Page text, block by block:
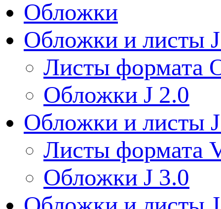
Обложки
Обложки и листы
Листы формата
Обложки J 2.0
Обложки и листы
Листы формата
Обложки J 3.0